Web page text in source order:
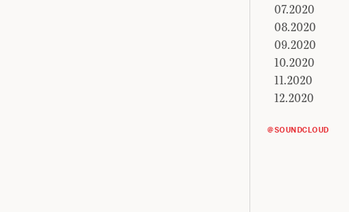
07.2020
08.2020
09.2020
10.2020
11.2020
12.2020
@SOUNDCLOUD